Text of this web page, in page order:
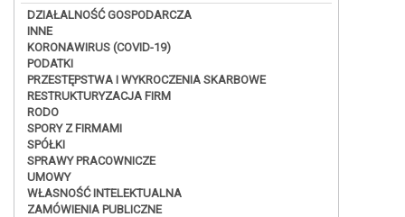
DZIAŁALNOŚĆ GOSPODARCZA
INNE
KORONAWIRUS (COVID-19)
PODATKI
PRZESTĘPSTWA I WYKROCZENIA SKARBOWE
RESTRUKTURYZACJA FIRM
RODO
SPORY Z FIRMAMI
SPÓŁKI
SPRAWY PRACOWNICZE
UMOWY
WŁASNOŚĆ INTELEKTUALNA
ZAMÓWIENIA PUBLICZNE